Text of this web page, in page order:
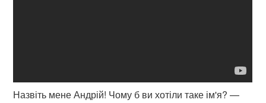
Назвіть мене Андрій! Чому б ви хотіли таке ім'я? —